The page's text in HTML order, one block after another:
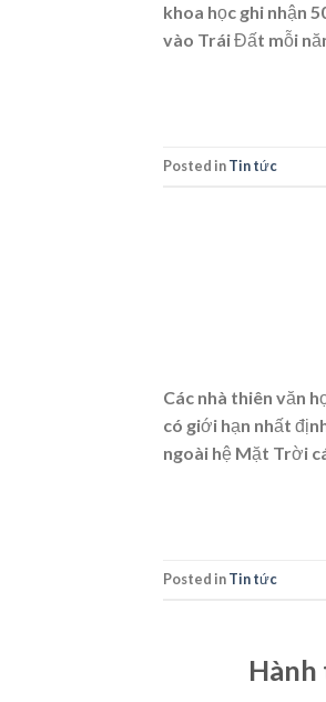
khoa học ghi nhận
vào Trái Đất mỗi
Posted inTin tức
Các nhà thiên văn
có giới hạn nhất
ngoài hệ Mặt Trời
Posted inTin tức